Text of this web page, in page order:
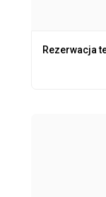
Rezerwacja